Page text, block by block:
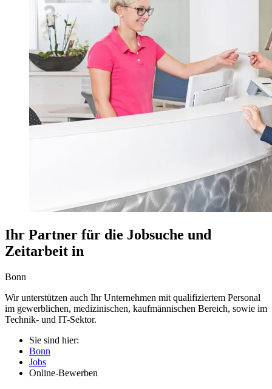
Ihr Partner für die Jobsuche und
Zeitarbeit in
Bonn
Wir unterstützen auch Ihr Unternehmen mit qualifiziertem Personal
im gewerblichen, medizinischen, kaufmännischen Bereich, sowie im
Technik- und IT-Sektor.
Sie sind hier:
Bonn
Jobs
Online-Bewerben